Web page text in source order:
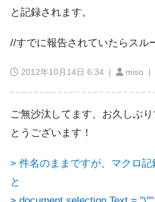
と記録されます。
//すでに報告されていたらスル
2012年10月14日 6:34 | miso |
ご無沙汰してます、お久しぶ
とうございます！
> 件名のままですが、マクロ
と